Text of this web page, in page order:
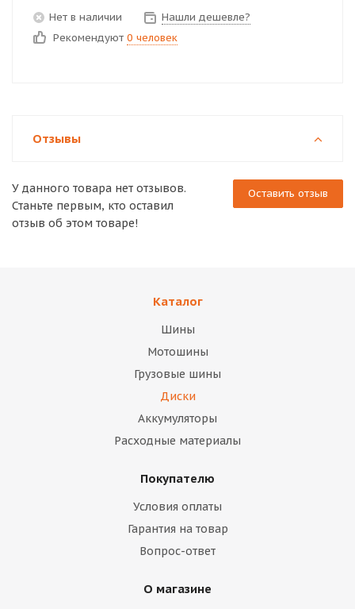
Нет в наличии
Нашли дешевле?
Рекомендуют 0 человек
Отзывы
Оставить отзыв
У данного товара нет отзывов.
Станьте первым, кто оставил
отзыв об этом товаре!
Каталог
Шины
Мотошины
Грузовые шины
Диски
Аккумуляторы
Расходные материалы
Покупателю
Условия оплаты
Гарантия на товар
Вопрос-ответ
О магазине